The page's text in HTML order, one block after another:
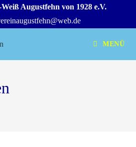
Augustfehn von 1928 e.V.
MENÜ